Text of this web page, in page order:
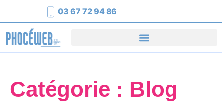
03 67 72 94 86
Catégorie : Blog